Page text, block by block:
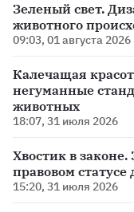
Зеленый свет.
животного
09:03, 01 августа 2026
Калечащая
негуманные
животных
18:07, 31 июля 2026
Хвостик в
правовом
15:20, 31 июля 2026